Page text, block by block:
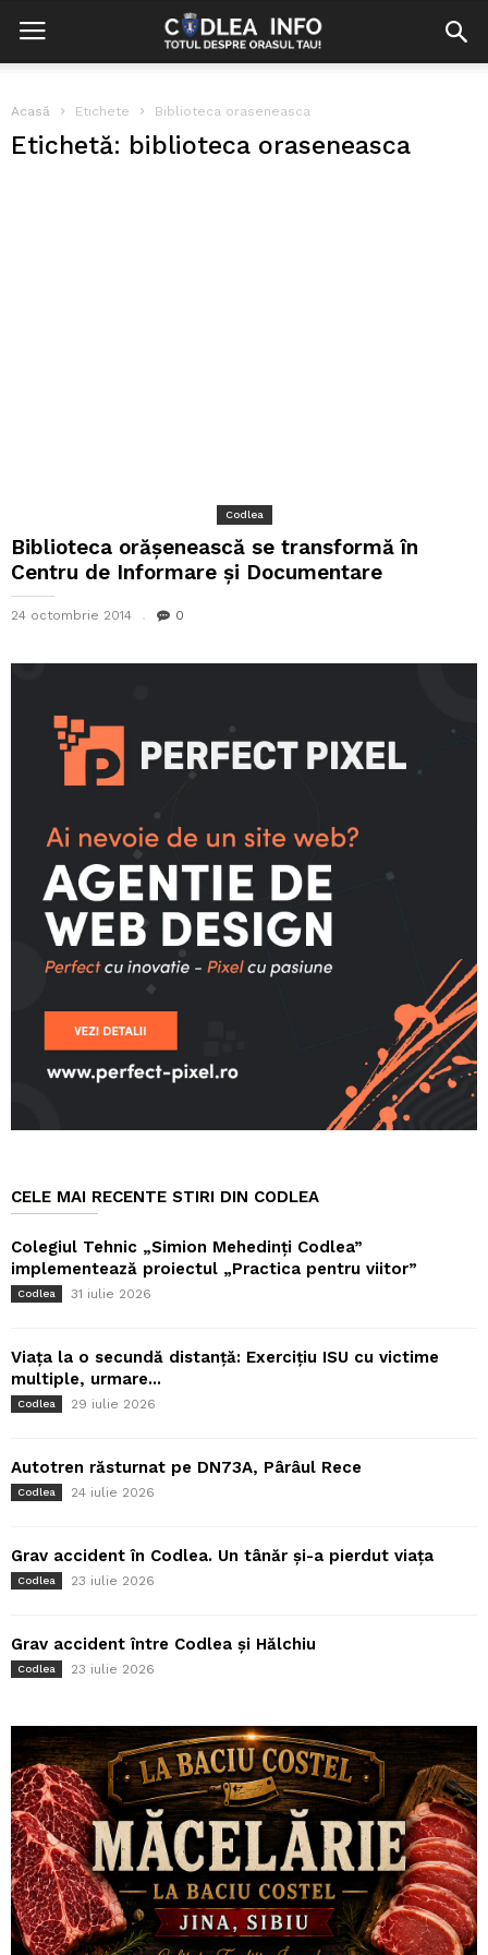
Acasă Etichete Biblioteca oraseneasca
Etichetă: biblioteca oraseneasca
Codlea
Biblioteca orășenească se transformă în
Centru de Informare și Documentare
24 octombrie 2014 0
CELE MAI RECENTE STIRI DIN CODLEA
Colegiul Tehnic „Simion Mehedinți Codlea”
implementează proiectul „Practica pentru viitor”
Codlea 31 iulie 2026
Viața la o secundă distanță: Exercițiu ISU cu victime
multiple, urmare...
Codlea 29 iulie 2026
Autotren răsturnat pe DN73A, Pârâul Rece
Codlea 24 iulie 2026
Grav accident în Codlea. Un tânăr și-a pierdut viața
Codlea 23 iulie 2026
Grav accident între Codlea și Hălchiu
Codlea 23 iulie 2026